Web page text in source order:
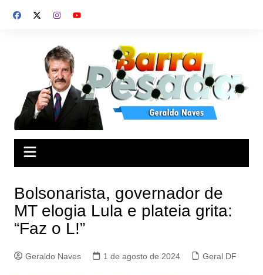
para
Bolsonarista, governador de
MT elogia Lula e plateia grita:
“Faz o L!”
Geraldo Naves 1 de agosto de 2024 Geral DF